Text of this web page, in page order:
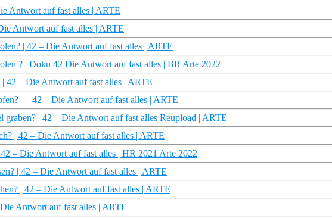
Antwort auf fast alles | ARTE
Antwort auf fast alles | ARTE
| 42 – Die Antwort auf fast alles | ARTE
? | Doku 42 Die Antwort auf fast alles | BR Arte 2022
42 – Die Antwort auf fast alles | ARTE
– | 42 – Die Antwort auf fast alles | ARTE
| 42 – Die Antwort auf fast alles Reupload | ARTE
| 42 – Die Antwort auf fast alles | ARTE
– Die Antwort auf fast alles | HR 2021 Arte 2022
| 42 – Die Antwort auf fast alles | ARTE
| 42 – Die Antwort auf fast alles | ARTE
Antwort auf fast alles | ARTE